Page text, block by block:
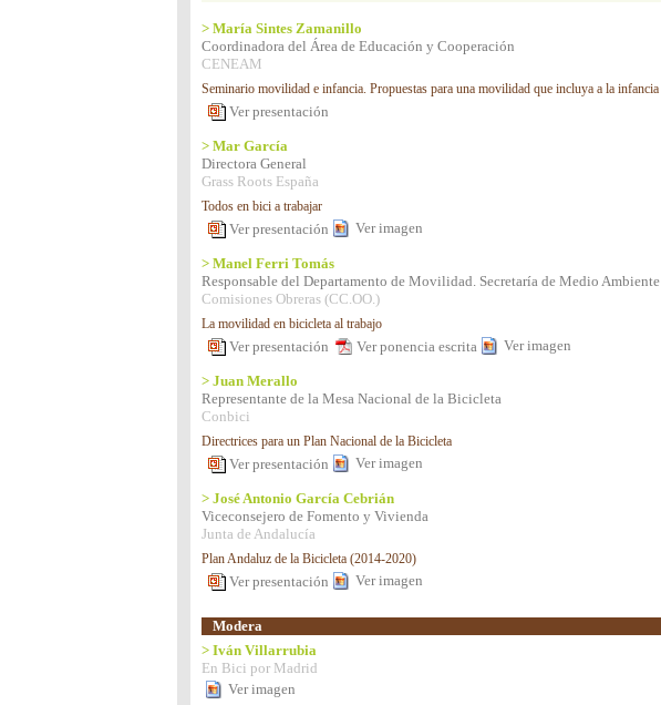
> María Sintes Zamanillo
Coordinadora del Área de Educación y Cooperación
CENEAM
Seminario movilidad e infancia. Propuestas para una movilidad que incluya a la infancia
Ver presentación
> Mar García
Directora General
Grass Roots España
Todos en bici a trabajar
Ver presentación Ver imagen
> Manel Ferri Tomás
Responsable del Departamento de Movilidad. Secretaría de Medio Ambiente
Comisiones Obreras (CC.OO.)
La movilidad en bicicleta al trabajo
Ver presentación Ver ponencia escrita Ver imagen
> Juan Merallo
Representante de la Mesa Nacional de la Bicicleta
Conbici
Directrices para un Plan Nacional de la Bicicleta
Ver presentación Ver imagen
> José Antonio García Cebrián
Viceconsejero de Fomento y Vivienda
Junta de Andalucía
Plan Andaluz de la Bicicleta (2014-2020)
Ver presentación Ver imagen
Modera
> Iván Villarrubia
En Bici por Madrid
Ver imagen